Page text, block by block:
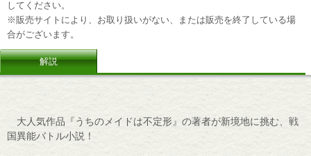
してください。
※販売サイトにより、お取り扱いがない、または販売を終了している場
合がございます。
解説
大人気作品『うちのメイドは不定形』の著者が新境地に挑む、戦
国異能バトル小説！